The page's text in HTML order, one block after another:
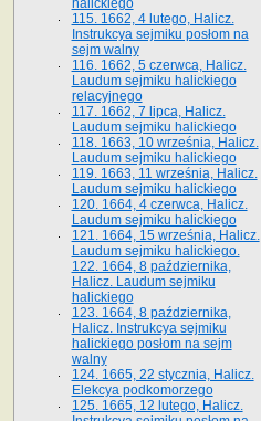
halickiego
115. 1662, 4 lutego, Halicz.
Instrukcya sejmiku posłom na
sejm walny
116. 1662, 5 czerwca, Halicz.
Laudum sejmiku halickiego
relacyjnego
117. 1662, 7 lipca, Halicz.
Laudum sejmiku halickiego
118. 1663, 10 września, Halicz.
Laudum sejmiku halickiego
119. 1663, 11 września, Halicz.
Laudum sejmiku halickiego
120. 1664, 4 czerwca, Halicz.
Laudum sejmiku halickiego
121. 1664, 15 września, Halicz.
Laudum sejmiku halickiego.
122. 1664, 8 października,
Halicz. Laudum sejmiku
halickiego
123. 1664, 8 października,
Halicz. Instrukcya sejmiku
halickiego posłom na sejm
walny
124. 1665, 22 stycznia, Halicz.
Elekcya podkomorzego
125. 1665, 12 lutego, Halicz.